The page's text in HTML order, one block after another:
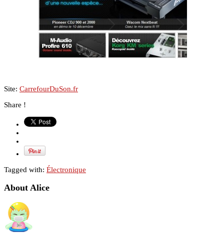
Site: CarrefourDuSon.fr
Share !
Tagged with: Électronique
About Alice